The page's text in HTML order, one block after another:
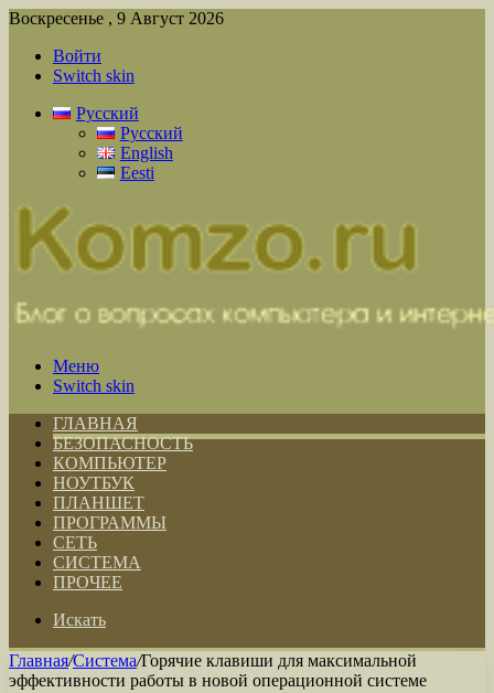
Воскресенье , 9 Август 2026
Войти
Switch skin
Русский
Русский
English
Eesti
Меню
Switch skin
ГЛАВНАЯ
БЕЗОПАСНОСТЬ
КОМПЬЮТЕР
НОУТБУК
ПЛАНШЕТ
ПРОГРАММЫ
СЕТЬ
СИСТЕМА
ПРОЧЕЕ
Искать
Главная/Система/Горячие клавиши для максимальной
эффективности работы в новой операционной системе